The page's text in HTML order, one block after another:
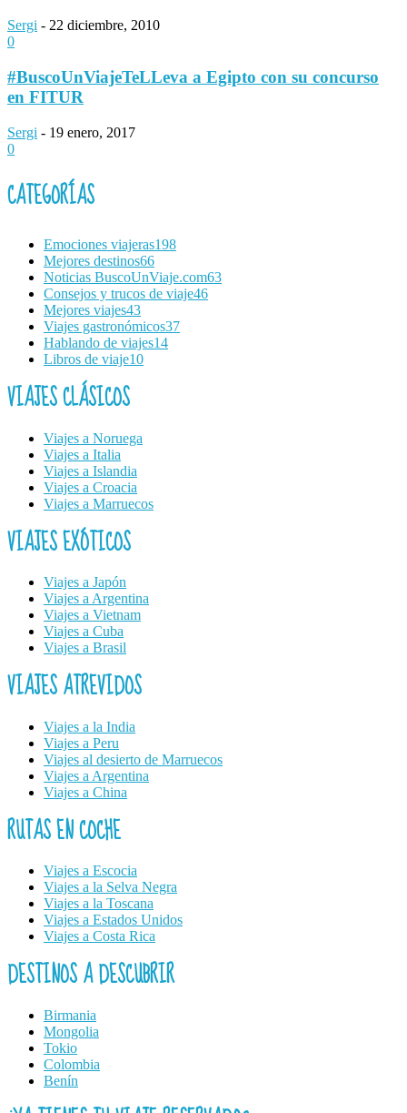
Sergi - 22 diciembre, 2010
0
#BuscoUnViajeTeLLeva a Egipto con su concurso
en FITUR
Sergi - 19 enero, 2017
0
CATEGORÍAS
Emociones viajeras198
Mejores destinos66
Noticias BuscoUnViaje.com63
Consejos y trucos de viaje46
Mejores viajes43
Viajes gastronómicos37
Hablando de viajes14
Libros de viaje10
VIAJES CLÁSICOS
Viajes a Noruega
Viajes a Italia
Viajes a Islandia
Viajes a Croacia
Viajes a Marruecos
VIAJES EXÓTICOS
Viajes a Japón
Viajes a Argentina
Viajes a Vietnam
Viajes a Cuba
Viajes a Brasil
VIAJES ATREVIDOS
Viajes a la India
Viajes a Peru
Viajes al desierto de Marruecos
Viajes a Argentina
Viajes a China
RUTAS EN COCHE
Viajes a Escocia
Viajes a la Selva Negra
Viajes a la Toscana
Viajes a Estados Unidos
Viajes a Costa Rica
DESTINOS A DESCUBRIR
Birmania
Mongolia
Tokio
Colombia
Benín